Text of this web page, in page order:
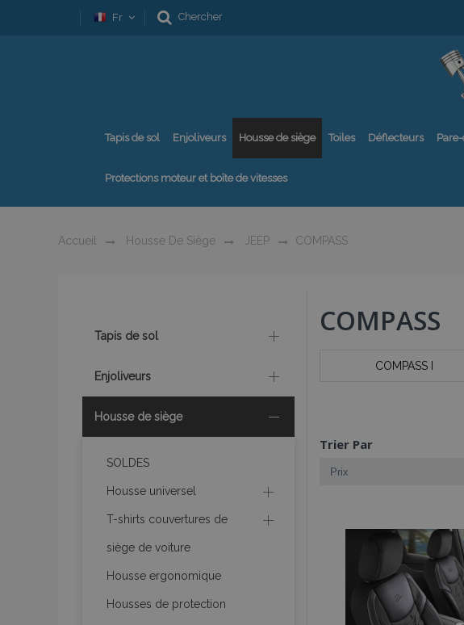
Fr Chercher
Tapis de sol Enjoliveurs Housse de siège Toiles Déflecteurs
Protections moteur et boîte de vitesses
Accueil Housse De Siège JEEP COMPASS
COMPASS
COMPASS I
Trier Par
Tapis de sol
Enjoliveurs
Housse de siège
SOLDES
Housse universel
T-shirts couvertures de
siège de voiture
Housse ergonomique
Housses de protection